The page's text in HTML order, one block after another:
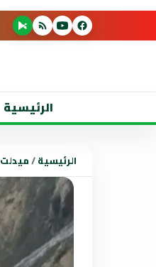
الرئيسية
الرئيسية/ميدلت